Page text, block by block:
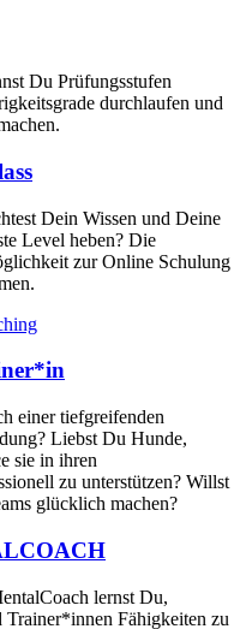
Du Prüfungsstufen
durchlaufen und
Dein Wissen und Deine
Level heben? Die
zur Online Schulung
einer tiefgreifenden
Liebst Du Hunde,
sie in ihren
zu unterstützen? Willst
glücklich machen?
lernst Du,
Fähigkeiten zu